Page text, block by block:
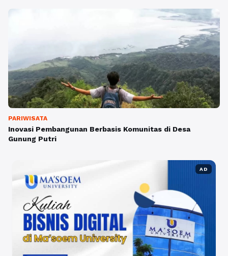
PARIWISATA
Inovasi Pembangunan Berbasis Komunitas di Desa
Gunung Putri
AD